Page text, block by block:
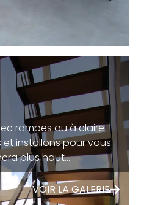
rampes ou à claire
installons pour vous
plus haut...
VOIR LA GALERIE